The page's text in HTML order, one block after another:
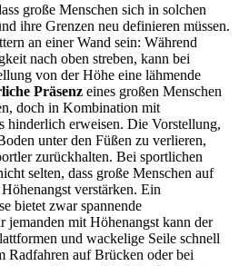
große Menschen sich in solchen
ihre Grenzen neu definieren müssen.
an einer Wand sein: Während
nach oben streben, kann bei
von der Höhe eine lähmende
Präsenz eines großen Menschen
doch in Kombination mit
hinderlich erweisen. Die Vorstellung,
unter den Füßen zu verlieren,
zurückhalten. Bei sportlichen
selten, dass große Menschen auf
verstärken. Ein
bietet zwar spannende
jemanden mit Höhenangst kann der
und wackelige Seile schnell
Radfahren auf Brücken oder bei